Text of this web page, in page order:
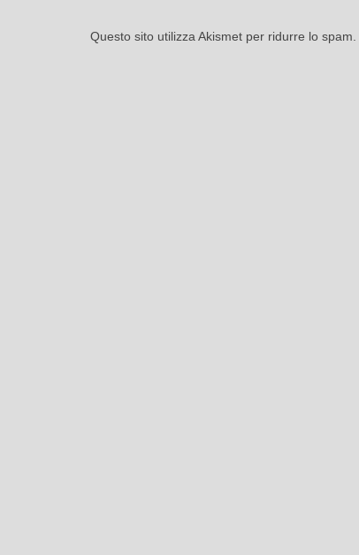
Questo sito utilizza Akismet per ridurre lo spam.